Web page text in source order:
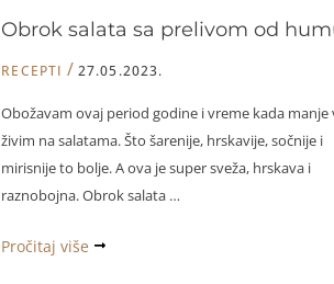
Obrok salata sa prelivom od
RECEPTI /27.05.2023.
Obožavam ovaj period godine i vreme kada manje
živim na salatama. Što šarenije, hrskavije, sočnije i
mirisnije to bolje. A ova je super sveža, hrskava i
raznobojna. Obrok salata …
Obrok
Pročitaj više